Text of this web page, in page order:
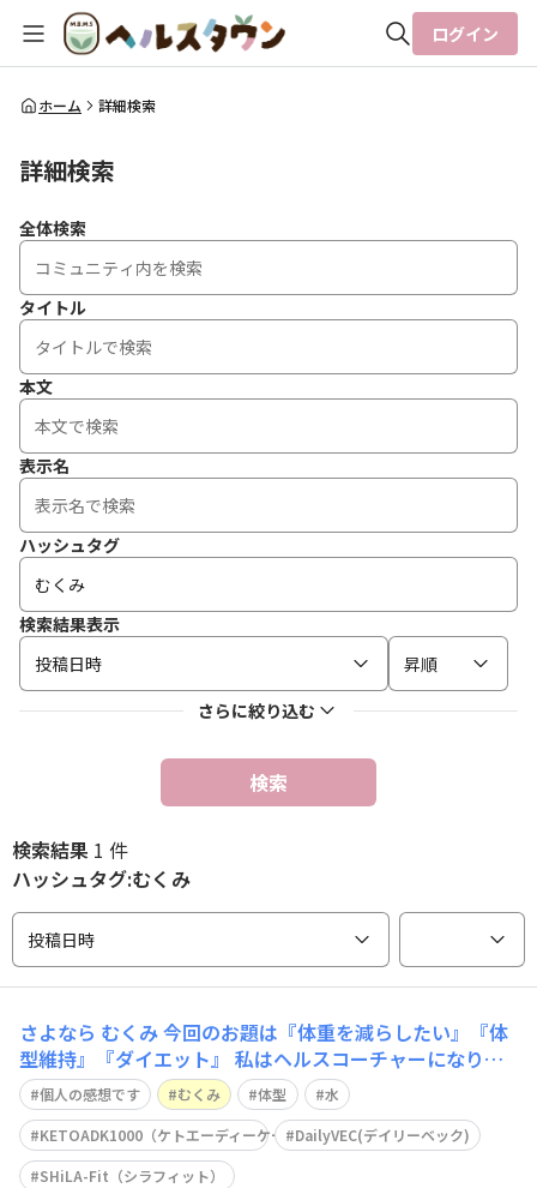
全体検索
ログイン
ホーム 詳細検索
詳細検索
全体検索
タイトル
本文
表示名
ハッシュタグ
検索結果表示
投稿日時
昇順
さらに絞り込む
検索
検索結果 1 件
ハッシュタグ:むくみ
投稿日時
さよなら むくみ今回のお題は『体重を減らしたい』『体
型維持』『ダイエット』 私はヘルスコーチャーになり、
以前から知っている社員さん達に会う度に「痩せた？」
「痩せた？｣と何人にも言われました🌟 体重は2kg減りま
した一般的には〈人は見た目で痩せたと気づかれるのは
3〜5kg変わった時〉と言われるので
個人の感想です むくみ 体型
水
KETOADK1000（ケトエーディーケー1000）DailyVEC(デイリーベック)
SHiLA-Fit（シラフィット）